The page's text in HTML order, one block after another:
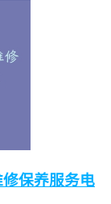
保养服务电